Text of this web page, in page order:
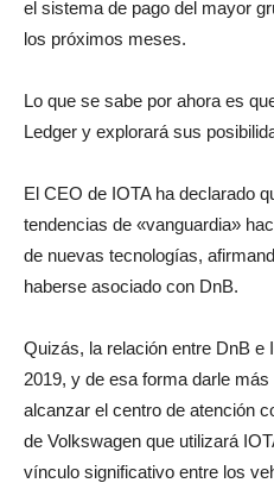
el sistema de pago del mayor
los próximos meses.
Lo que se sabe por ahora es
Ledger y explorará sus
El CEO de IOTA ha declarado
tendencias de «vanguardia»
de nuevas tecnologías,
haberse asociado con DnB.
Quizás, la relación entre DnB e
2019, y de esa forma darle
alcanzar el centro de atención
de Volkswagen que utilizará
vínculo significativo entre los